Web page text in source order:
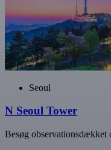
Seoul
N Seoul Tower
Besøg observationsdækket